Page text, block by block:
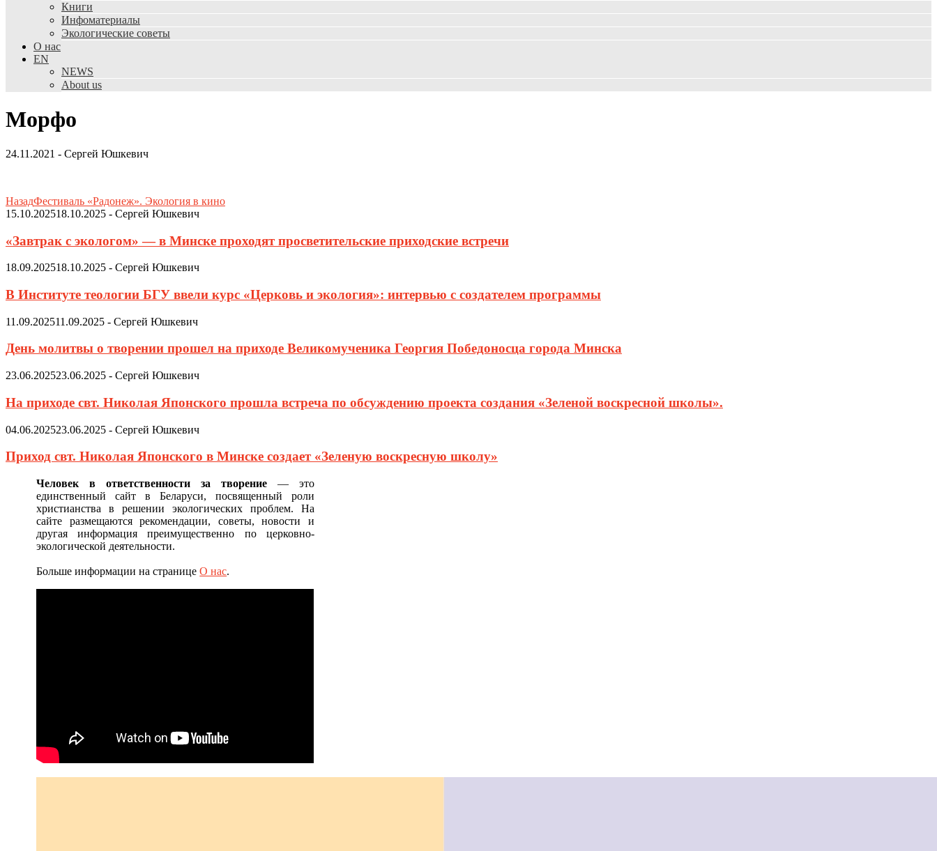
Книги
Инфоматериалы
Экологические советы
О нас
EN
NEWS
About us
Морфо
24.11.2021 - Сергей Юшкевич
НазадФестиваль «Радонеж». Экология в кино
15.10.202518.10.2025 - Сергей Юшкевич
«Завтрак с экологом» — в Минске проходят просветительские приходские встречи
18.09.202518.10.2025 - Сергей Юшкевич
В Институте теологии БГУ ввели курс «Церковь и экология»: интервью с создателем программы
11.09.202511.09.2025 - Сергей Юшкевич
День молитвы о творении прошел на приходе Великомученика Георгия Победоносца города Минска
23.06.202523.06.2025 - Сергей Юшкевич
На приходе свт. Николая Японского прошла встреча по обсуждению проекта создания «Зеленой воскресной школы».
04.06.202523.06.2025 - Сергей Юшкевич
Приход свт. Николая Японского в Минске создает «Зеленую воскресную школу»
Человек в ответственности за творение— это
единственный сайт в Беларуси, посвященный роли
христианства в решении экологических проблем. На
сайте размещаются рекомендации, советы, новости и
другая информация преимущественно по церковно-
экологической деятельности.
Больше информации на страницеО нас.